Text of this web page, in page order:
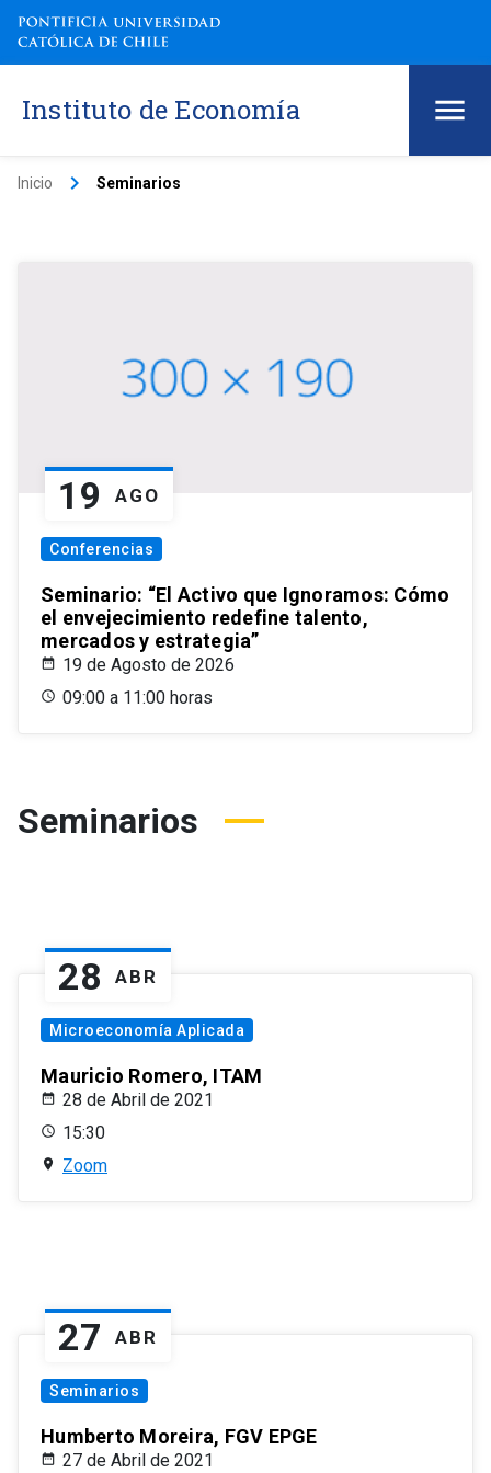
Instituto de Economía
Inicio keyboard_arrow_right Seminarios
19 AGO
Conferencias
Seminario: “El Activo que Ignoramos: Cómo
el envejecimiento redefine talento,
mercados y estrategia”
19 de Agosto de 2026
09:00 a 11:00 horas
Seminarios
28 ABR
Microeconomía Aplicada
Mauricio Romero, ITAM
28 de Abril de 2021
15:30
Zoom
27 ABR
Seminarios
Humberto Moreira, FGV EPGE
27 de Abril de 2021